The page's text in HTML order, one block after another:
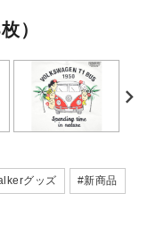
）
グッズ #新商品